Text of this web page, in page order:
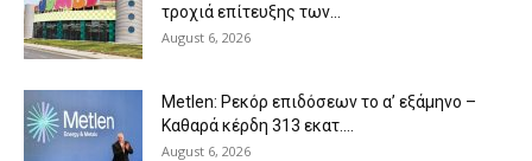
τροχιά επίτευξης των...
August 6, 2026
Metlen: Ρεκόρ επιδόσεων το α’ εξάμηνο –
Kαθαρά κέρδη 313 εκατ....
August 6, 2026